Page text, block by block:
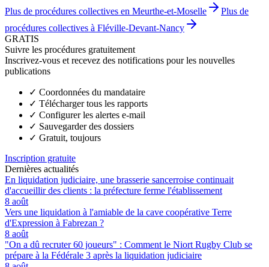
Plus de procédures collectives en Meurthe-et-Moselle
Plus de
procédures collectives à Fléville-Devant-Nancy
GRATIS
Suivre les procédures gratuitement
Inscrivez-vous et recevez des notifications pour les nouvelles
publications
✓ Coordonnées du mandataire
✓ Télécharger tous les rapports
✓ Configurer les alertes e-mail
✓ Sauvegarder des dossiers
✓ Gratuit, toujours
Inscription gratuite
Dernières actualités
En liquidation judiciaire, une brasserie sancerroise continuait
d'accueillir des clients : la préfecture ferme l'établissement
8 août
Vers une liquidation à l'amiable de la cave coopérative Terre
d'Expression à Fabrezan ?
8 août
"On a dû recruter 60 joueurs" : Comment le Niort Rugby Club se
prépare à la Fédérale 3 après la liquidation judiciaire